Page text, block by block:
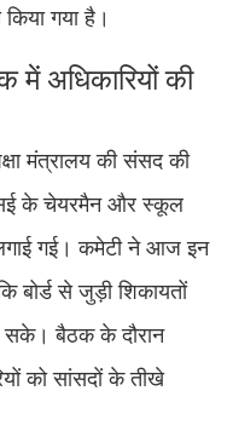
गया है।
में अधिकारियों की
मंत्रालय की संसद की
के चेयरमैन और स्कूल
गई। कमेटी ने आज इन
बोर्ड से जुड़ी शिकायतों
सके। बैठक के दौरान
को सांसदों के तीखे